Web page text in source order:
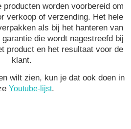
worden voorbereid om
verkoop of verzending. Het hele
als bij het hanteren van
die wordt nagestreefd bij
product en het resultaat voor de
klant.
wilt zien, kun je dat ook doen in
Youtube-lijst.